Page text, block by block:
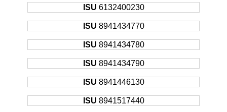
ISU 6132400230
ISU 8941434770
ISU 8941434780
ISU 8941434790
ISU 8941446130
ISU 8941517440